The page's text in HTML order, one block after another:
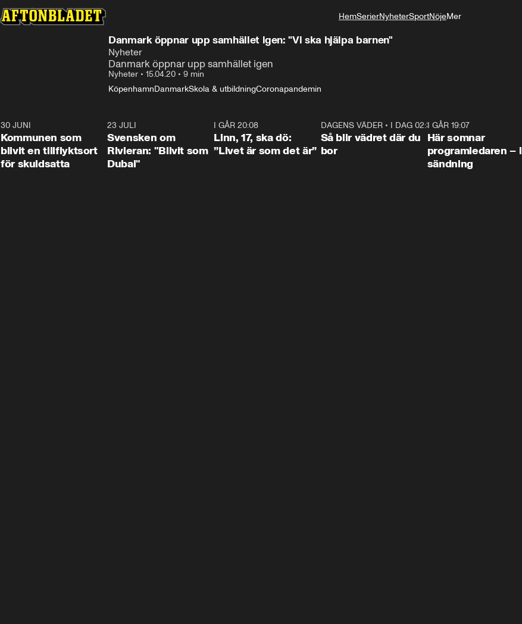
HemSerierNyheterSportNöjeMer
Danmark öppnar upp samhället igen: "Vi ska hjälpa barnen"
Nyheter
Danmark öppnar upp samhället igen
Nyheter • 15.04.20 • 9 min
KöpenhamnDanmarkSkola & utbildningCoronapandemin
1:24
30 JUNI
Kommunen som
blivit en tillflyktsort
för skuldsatta
23 JULI
Svensken om
Rivieran: "Blivit som
Dubai"
I GÅR 20:08
Linn, 17, ska dö:
”Livet är som det är”
1:06
DAGENS VÄDER• I DAG 02:30
Så blir vädret där du
bor
I GÅR 19:07
Här somnar
programledaren – i
sändning